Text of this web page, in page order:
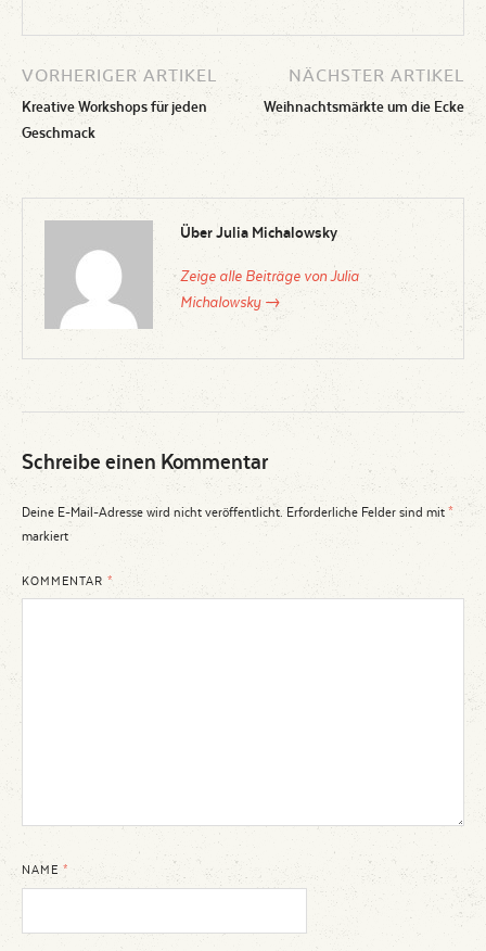
VORHERIGER ARTIKEL
Kreative Workshops für jeden
Geschmack
NÄCHSTER ARTIKEL
Weihnachtsmärkte um die Ecke
Über Julia Michalowsky
Zeige alle Beiträge von Julia
Michalowsky →
Schreibe einen Kommentar
Deine E-Mail-Adresse wird nicht veröffentlicht. Erforderliche Felder sind mit *
markiert
KOMMENTAR*
NAME*